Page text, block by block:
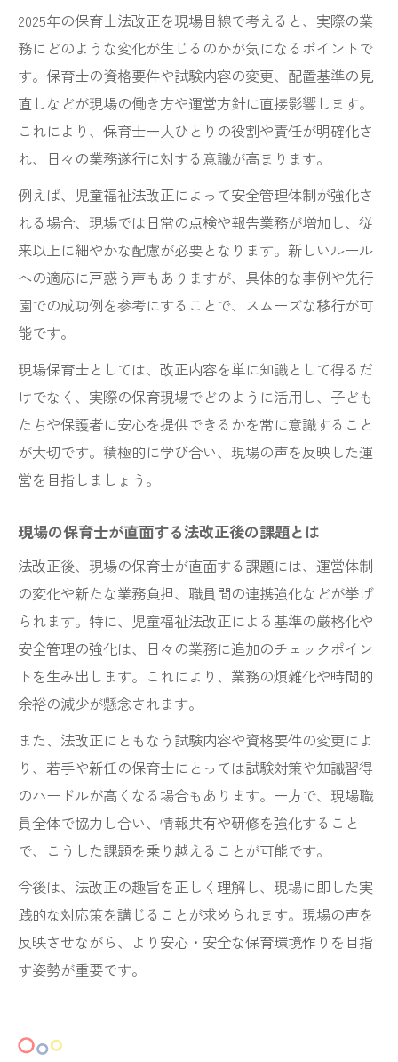
2025年の保育士法改正を現場目線で考えると、実際の業
務にどのような変化が生じるのかが気になるポイントで
す。保育士の資格要件や試験内容の変更、配置基準の見
直しなどが現場の働き方や運営方針に直接影響します。
これにより、保育士一人ひとりの役割や責任が明確化さ
れ、日々の業務遂行に対する意識が高まります。
例えば、児童福祉法改正によって安全管理体制が強化さ
れる場合、現場では日常の点検や報告業務が増加し、従
来以上に細やかな配慮が必要となります。新しいルール
への適応に戸惑う声もありますが、具体的な事例や先行
園での成功例を参考にすることで、スムーズな移行が可
能です。
現場保育士としては、改正内容を単に知識として得るだ
けでなく、実際の保育現場でどのように活用し、子ども
たちや保護者に安心を提供できるかを常に意識すること
が大切です。積極的に学び合い、現場の声を反映した運
営を目指しましょう。
現場の保育士が直面する法改正後の課題とは
法改正後、現場の保育士が直面する課題には、運営体制
の変化や新たな業務負担、職員間の連携強化などが挙げ
られます。特に、児童福祉法改正による基準の厳格化や
安全管理の強化は、日々の業務に追加のチェックポイン
トを生み出します。これにより、業務の煩雑化や時間的
余裕の減少が懸念されます。
また、法改正にともなう試験内容や資格要件の変更によ
り、若手や新任の保育士にとっては試験対策や知識習得
のハードルが高くなる場合もあります。一方で、現場職
員全体で協力し合い、情報共有や研修を強化すること
で、こうした課題を乗り越えることが可能です。
今後は、法改正の趣旨を正しく理解し、現場に即した実
践的な対応策を講じることが求められます。現場の声を
反映させながら、より安心・安全な保育環境作りを目指
す姿勢が重要です。